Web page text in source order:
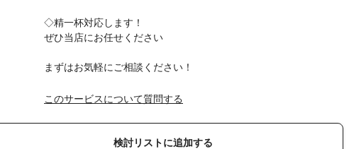
◇精一杯対応します！
ぜひ当店にお任せください
まずはお気軽にご相談ください！
このサービスについて質問する
検討リストに追加する